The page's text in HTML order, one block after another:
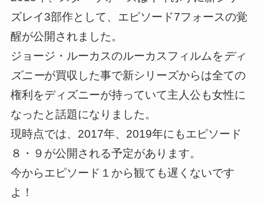
ズレイ3部作として、エピソード7フォースの覚
醒が公開されました。
ジョージ・ルーカスのルーカスフィルムを ディ
ズニーが買収した事で新シリーズからは全ての
権利をディズニーが持っていて主人公も女性に
なったと話題になりました。
現時点では、2017年、2019年にもエピソード
８・９が公開される予定があります。
今からエピソード１から観ても遅くないです
よ！